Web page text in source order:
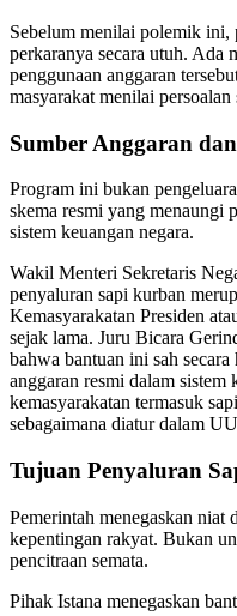
Sebelum menilai polemik
perkaranya secara utuh. Ada
penggunaan anggaran
masyarakat menilai
Sumber Anggaran
Program ini bukan
skema resmi yang menaungi
sistem keuangan negara.
Wakil Menteri Sekretaris
penyaluran sapi kurban
Kemasyarakatan Presiden
sejak lama. Juru Bicara
bahwa bantuan ini sah
anggaran resmi dalam sistem
kemasyarakatan termasuk
sebagaimana diatur dalam
Tujuan Penyaluran
Pemerintah menegaskan
kepentingan rakyat. Bukan
pencitraan semata.
Pihak Istana menegaskan